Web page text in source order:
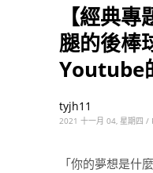
【經典
腿的後棒
Youtube
tyjh11
2021 十一月 04, 星期四 /
「你的夢想是什